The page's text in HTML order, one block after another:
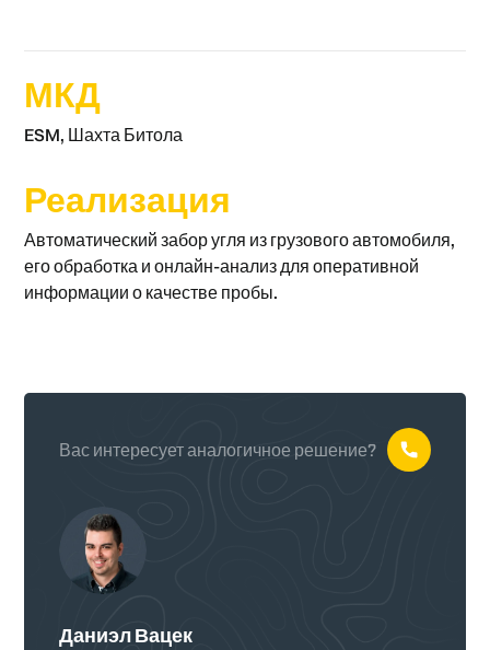
МКД
ESM, Шахта Битола
Реализация
Автоматический забор угля из грузового автомобиля,
его обработка и онлайн-анализ для оперативной
информации о качестве пробы.
Вас интересует аналогичное решение?
Даниэл Вацек